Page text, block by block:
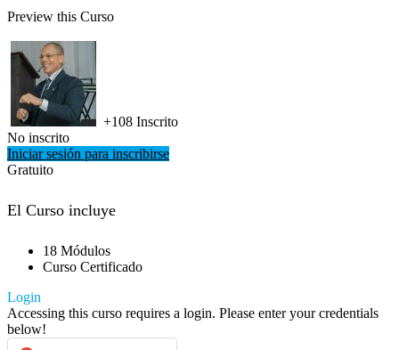
Preview this Curso
+108 Inscrito
No inscrito
Iniciar sesión para inscribirse
Gratuito
El Curso incluye
18 Módulos
Curso Certificado
Login
Accessing this curso requires a login. Please enter your credentials
below!